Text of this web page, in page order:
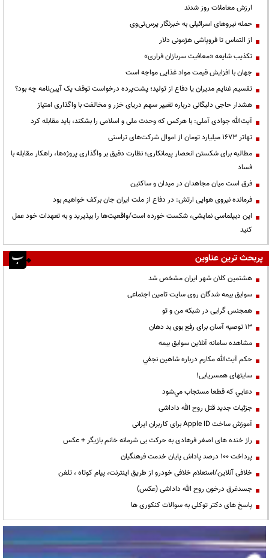
ارزش معاملات روز شدند
حمله نیروهای اسرائیلی به خبرنگار پرس‌تی‌وی
از التماس تا فروپاشی هژمونی دلار
تکذیب شایعه «معافیت سربازان فراری»
جهان با افزایش قیمت مواد غذایی مواجه است
تقسیم غنایم مدیران یا دفاع از تولید؛ پشت‌پرده درخواست توقف یک آیین‌نامه چه بود؟
هشدار حاجی دلیگانی درباره تغییر سهم دریای خزر و مخالفت با واگذاری امتیاز
آیت‌الله جوادی آملی: با هرکس که وحدت ملی و اسلامی را بشکند، باید مقابله کرد
تهاتر ۱۶۷۳ میلیارد تومان از اموال شرکت‌های تراستی
مطالبه برای شکستن انحصار پیمانکاری؛ نظارت دقیق بر واگذاری پروژه‌ها، راهکار مقابله با
فساد
فرق است میان مجاهدان در میدان و ساکتین
فرمانده نیروی هوایی ارتش: در دفاع از ملت ایران جان برکف خواهیم بود
این دیپلماسی نمایشی، شکست خورده است/واقعیت‌ها را بپذیرید و به تعهدات خود عمل
کنید
پربحث ترین عناوین
هشتمین کلان شهر ایران مشخص شد
سوابق بیمه شدگان روی سایت تامین اجتماعی
همجنس گرایی در شبکه من و تو
13 توصیه آسان برای رفع بوی بد دهان
مشاهده سامانه آنلاين سوابق بیمه
حكم آيت‌الله مكارم درباره شاهين نجفي
سایتهای همسریابی!
دعايي كه قطعا مستجاب مي‌شود
جزئیات جدید قتل روح الله داداشی
آموزش ساخت Apple ID برای کاربران ایرانی
راز خنده های اصغر فرهادی به حرکت بی شرمانه خانم بازیگر + عکس
پرداخت ۱۰۰ درصد پاداش پایان خدمت فرهنگیان
خلافی آنلاین/استعلام خلافی خودرو از طریق اینترنت، پیام کوتاه ، تلفن
جسدغرق درخون روح الله داداشی (عکس)
پاسخ های دکتر توکلی به سوالات کنکوری ها